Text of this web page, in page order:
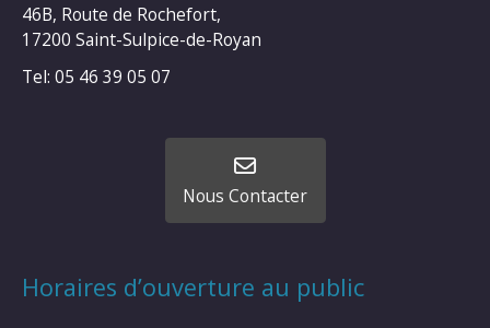
46B, Route de Rochefort,
17200 Saint-Sulpice-de-Royan
Tel: 05 46 39 05 07
Nous Contacter
Horaires d’ouverture au public